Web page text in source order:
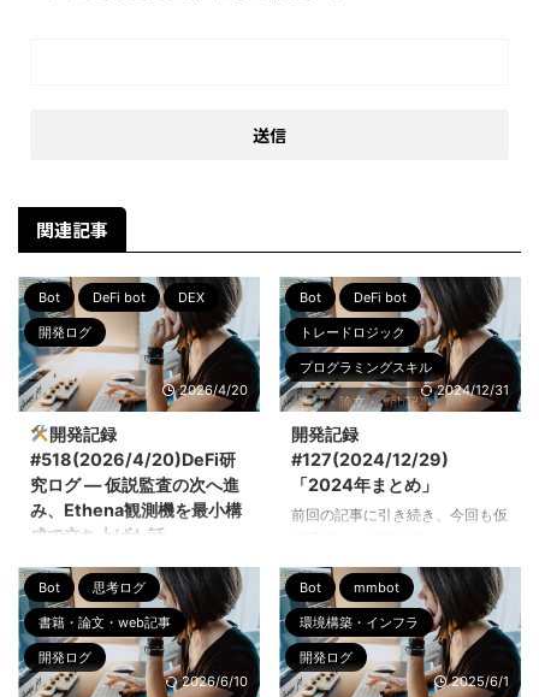
関連記事
Bot DeFi bot DEX
開発ログ
2026/4/20
開発記録
#518(2026/4/20)DeFi研
究ログ ― 仮説監査の次へ進
み、Ethena観測機を最小構
成で立ち上げた話
こんにちは、ぼっちbotterよだか
です。 前回は、利回り付きステ
ーブルコイン周辺の仮説を監査
し、主線から外すもの・背景観測
に落とすもの・未確定枝として保
留するものを整理しました。今回
Bot DeFi bot
トレードロジック
プログラミングスキル
書籍・論文・web記事
機械学習・データサイエンス
環境構築・インフラ
2024/12/31
開発記録
#127(2024/12/29)
「2024年まとめ」
前回の記事に引き続き、今回も仮
いきます。 1年間bot開発に継続
して取り組む過程で行った勉強・
開発の記録とそこから得た気づき
をまとめました。これらの気づき
をもとにして今後の自分の開発を
更に加速させていきます。 bot開
Bot 思考ログ
書籍・論文・web記事
開発ログ
2026/6/10
Bot mmbot
環境構築・インフラ
開発ログ
2025/6/1